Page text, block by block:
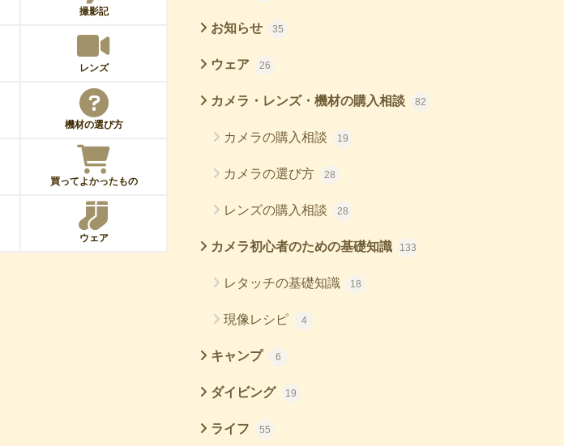
撮影記
レンズ
機材の選び方
買ってよかったもの
ウェア
お知らせ 35
ウェア 26
カメラ・レンズ・機材の購入相談 82
カメラの購入相談 19
カメラの選び方 28
レンズの購入相談 28
カメラ初心者のための基礎知識 133
レタッチの基礎知識 18
現像レシピ 4
キャンプ 6
ダイビング 19
ライフ 55